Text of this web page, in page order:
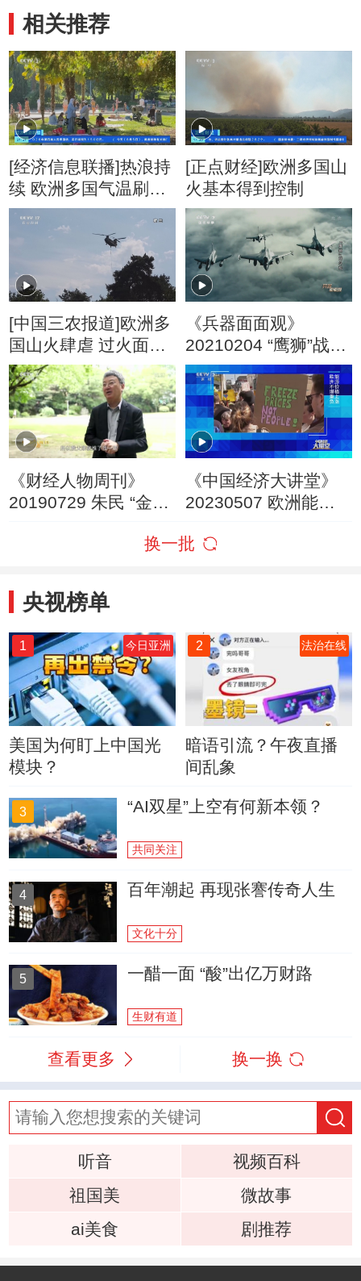
相关推荐
[经济信息联播]热浪持
续 欧洲多国气温刷新
纪录
[正点财经]欧洲多国山
火基本得到控制
[中国三农报道]欧洲多
国山火肆虐 过火面积
远超往年同期
《兵器面面观》
20210204 “鹰狮”战斗
机
《财经人物周刊》
20190729 朱民 “金融
《中国经济大讲堂》
20230507 欧洲能源
换一批
央视榜单
1 今日亚洲
美国为何盯上中国光
模块？
2 法治在线
暗语引流？午夜直播
间乱象
3 “AI双星”上空有何新本领？
共同关注
4 百年潮起 再现张謇传奇人生
文化十分
5 一醋一面 “酸”出亿万财路
生财有道
查看更多 换一换
听音
视频百科
祖国美
微故事
ai美食
剧推荐